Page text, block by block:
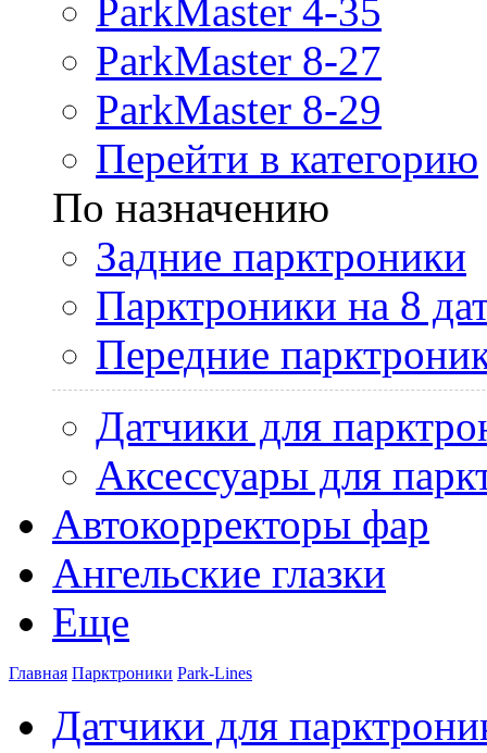
ParkMaster 4-35
ParkMaster 8-27
ParkMaster 8-29
Перейти в категорию
По назначению
Задние парктроники
Парктроники на 8
Передние
Датчики для
Аксессуары для
Автокорректоры фар
Ангельские глазки
Еще
Главная Парктроники Park-Lines
Датчики для